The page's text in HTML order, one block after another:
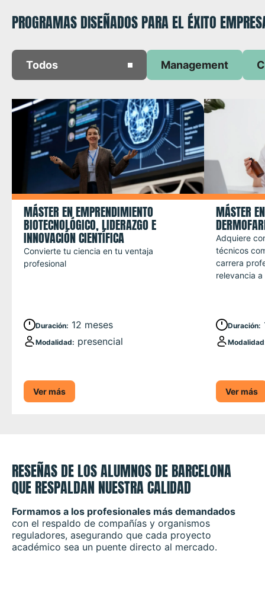
PROGRAMAS DISEÑADOS PARA EL ÉXITO
Todos Management
MÁSTER EN EMPRENDIMIENTO
BIOTECNOLÓGICO, LIDERAZGO E
INNOVACIÓN CIENTÍFICA
Convierte tu ciencia en tu ventaja
profesional
Duración: 12 meses
Modalidad: presencial
Ver más
MÁSTER
Adquiere
técnicos
carrera
relevancia
Duración:
Modalidad
Ver más
RESEÑAS DE LOS ALUMNOS DE BARCELONA
QUE RESPALDAN NUESTRA CALIDAD
Formamos a los profesionales más demandados
con el respaldo de compañías y organismos
reguladores, asegurando que cada proyecto
académico sea un puente directo al mercado.